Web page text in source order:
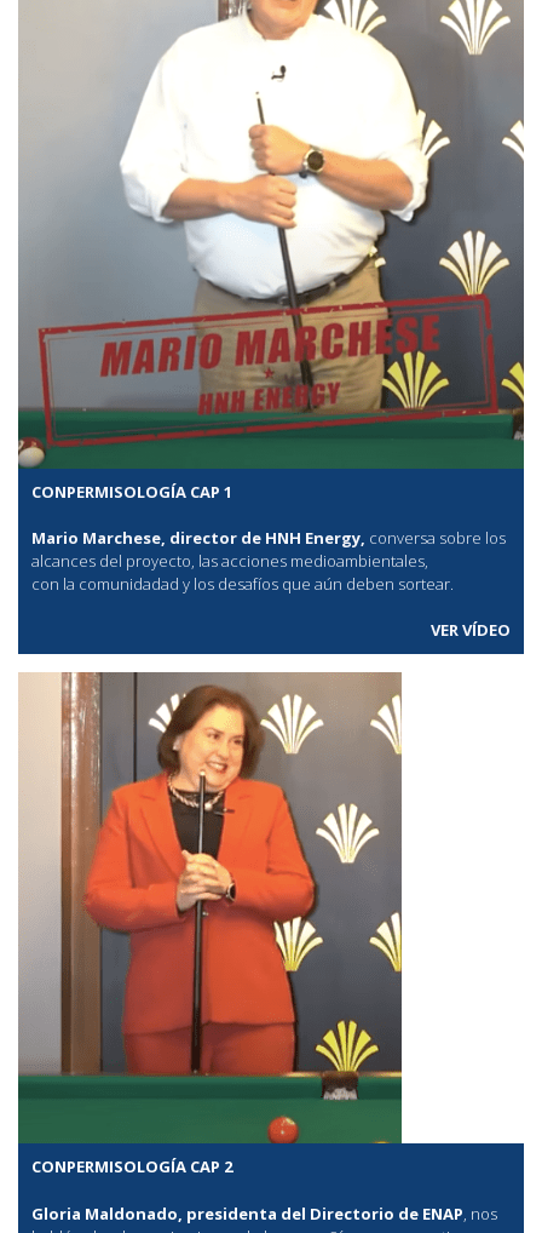
CONPERMISOLOGÍA CAP 1
Mario Marchese, director de HNH Energy, conversa sobre los
alcances del proyecto, las acciones medioambientales,
con la comunidadad y los desafíos que aún deben sortear.
VER VÍDEO
CONPERMISOLOGÍA CAP 2
Gloria Maldonado, presidenta del Directorio de ENAP, nos